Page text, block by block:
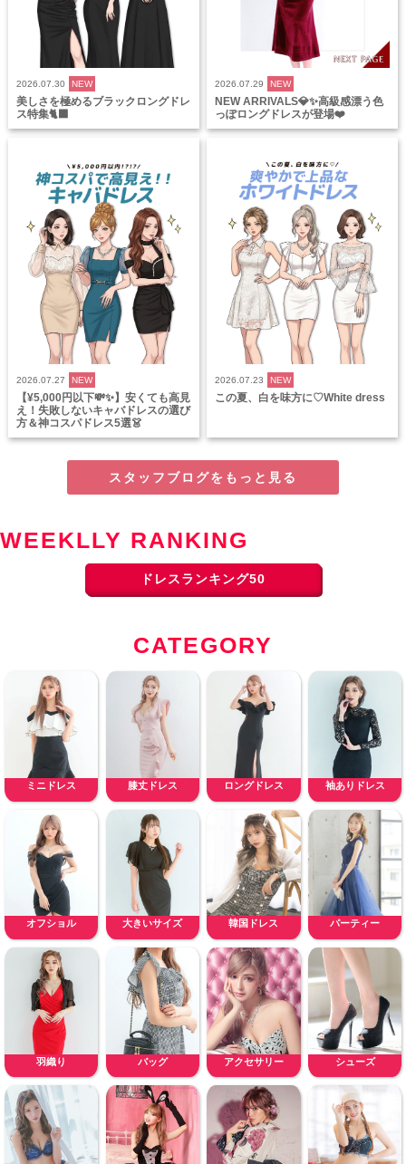
2026.07.30 NEW
美しさを極めるブラックロングドレ
ス特集🐈‍⬛
2026.07.29 NEW
NEW ARRIVALS💎✨高級感漂う色
っぽロングドレスが登場❤️
2026.07.27 NEW
【¥5,000円以下💸✨】安くても高見
え！失敗しないキャバドレスの選び
方＆神コスパドレス5選👗
2026.07.23 NEW
この夏、白を味方に♡White dress
スタッフブログをもっと見る
WEEKLLY RANKING
ドレスランキング50
CATEGORY
ミニドレス 膝丈ドレス ロングドレス 袖ありドレス
オフショル 大きいサイズ 韓国ドレス パーティー
羽織り バッグ アクセサリー シューズ